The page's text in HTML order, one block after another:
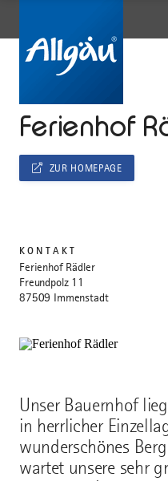
Ferienhof
Unser Bauernhof
in herrlicher
wunderschönes
wartet unsere sehr
ZUR HOMEPAGE
KONTAKT
Ferienhof Rädler
Freundpolz 11
87509 Immenstadt